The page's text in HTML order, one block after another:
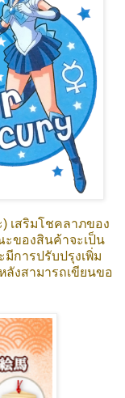
เสริมโชคลาภของ
ะของสินค้าจะเป็น
การปรับปรุงเพิ่ม
ลังสามารถเขียนขอ